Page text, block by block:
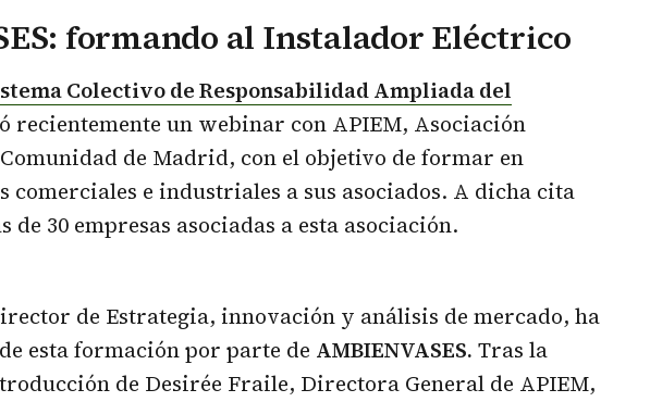
formando al Instalador Eléctrico
Colectivo de Responsabilidad Ampliada del
recientemente un webinar con APIEM, Asociación
de Madrid, con el objetivo de formar en
comerciales e industriales a sus asociados. A dicha cita
de 30 empresas asociadas a esta asociación.
de Estrategia, innovación y análisis de mercado, ha
esta formación por parte de AMBIENVASES. Tras la
de Desirée Fraile, Directora General de APIEM,